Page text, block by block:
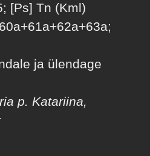
[Ps] Tn (Kml)
ja ülendage
p. Katariina,